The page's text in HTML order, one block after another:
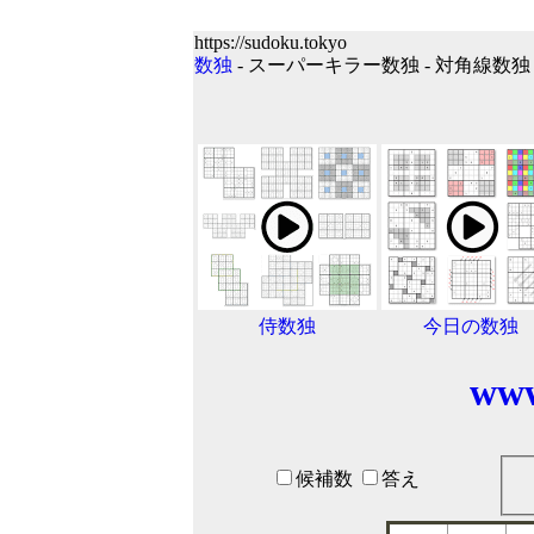
https://sudoku.tokyo
数独 - スーパーキラー数独 - 対角線数独
侍数独 今日の数独
候補数 答え